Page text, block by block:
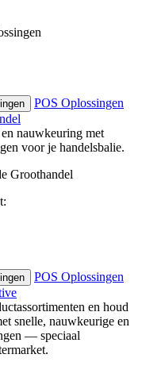
POS Oplossingen
nauwkeuring met
voor je handelsbalie.
Groothandel
POS Oplossingen
en houd
snelle, nauwkeurige en
— speciaal